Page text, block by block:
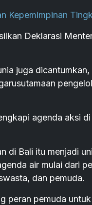
Kepemimpinan
Deklarasi
juga
agenda aksi
di Bali itu menjadi
air mulai dari
dan pemuda.
peran pemuda